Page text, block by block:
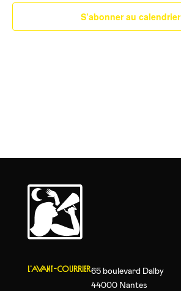
S’abonner au calendrier
L'AVANT-COURRIER65 boulevard Dalby
44000 Nantes